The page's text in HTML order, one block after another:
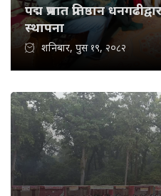
पद्म प्रभात प्रतिष्ठान
स्थापना
शनिबार, पुस १९, २०८२